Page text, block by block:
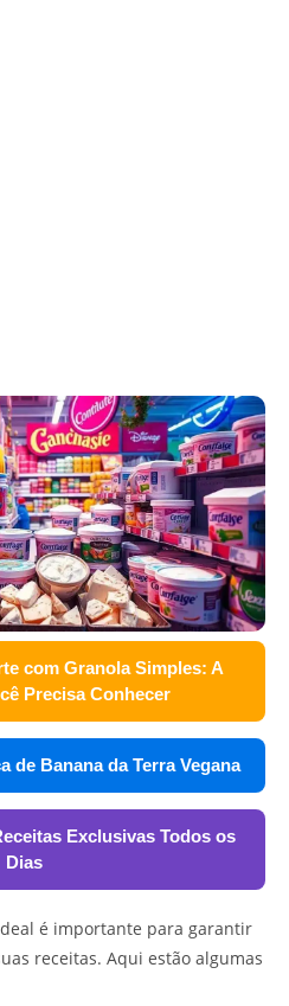
com Granola Simples: A
Precisa Conhecer
de Banana da Terra Vegana
Exclusivas Todos os
Dias
é importante para garantir
receitas. Aqui estão algumas